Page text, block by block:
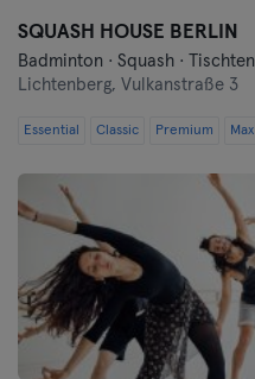
SQUASH HOUSE BERLIN
Badminton · Squash ·
Lichtenberg, Vulkanstraße 3
Essential Classic Premium Max